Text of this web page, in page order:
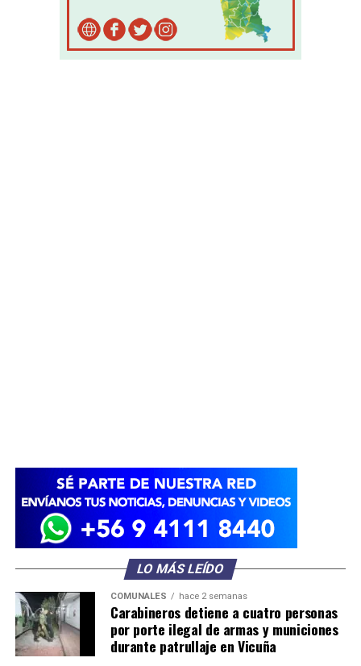
LO MÁS LEÍDO
COMUNALES hace 2 semanas
Carabineros detiene a cuatro personas
por porte ilegal de armas y municiones
durante patrullaje en Vicuña